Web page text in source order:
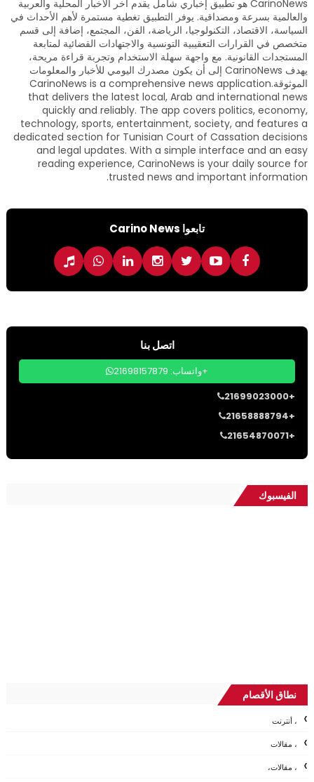
CarinoNews هو تطبيق إخباري شامل يقدم آخر الأخبار المحلية والعربية
والعالمية بسرعة ومصداقية. يوفر التطبيق تغطية مستمرة لأهم الأحداث في
السياسة، الاقتصاد، التكنولوجيا، الرياضة، الفن، المجتمع، إضافة إلى قسم
متخصص في القرارات التعقيبية التونسية والاجتهادات القضائية لمتابعة
المستجدات القانونية. مع واجهة سهلة الاستخدام وتجربة قراءة مريحة،
يهدف CarinoNews إلى أن يكون مصدرك اليومي للأخبار والمعلومات
الموثوقة.CarinoNews is a comprehensive news application
that delivers the latest local, Arab and international news
quickly and reliably. The app covers politics, economy,
technology, sports, entertainment, society, and features a
dedicated section for Tunisian Court of Cassation decisions
and legal updates. With a simple interface and an easy
reading experience, CarinoNews is your daily source for
trusted news and important information.
تابعوا Carino News
اتصل بنا
واتساب: 21698157879+
21699023000+
21658888794+
21654870071+
الفيسبوك
نطاق الأقصام
، أنترنت
، مقالات
، مقالات،